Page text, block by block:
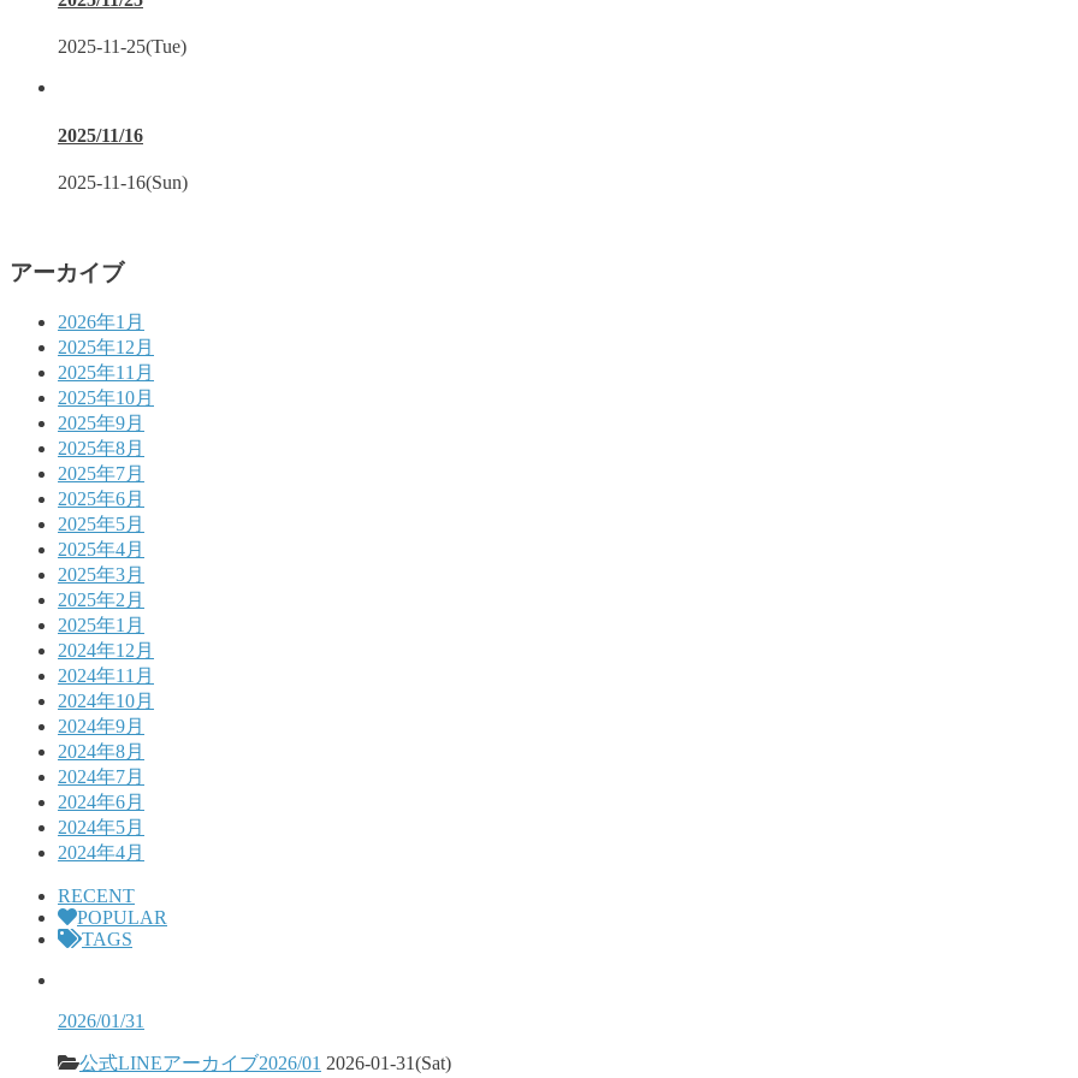
2025-11-25(Tue)
2025/11/16
2025-11-16(Sun)
アーカイブ
2026年1月
2025年12月
2025年11月
2025年10月
2025年9月
2025年8月
2025年7月
2025年6月
2025年5月
2025年4月
2025年3月
2025年2月
2025年1月
2024年12月
2024年11月
2024年10月
2024年9月
2024年8月
2024年7月
2024年6月
2024年5月
2024年4月
RECENT
POPULAR
TAGS
2026/01/31
公式LINEアーカイブ2026/01 2026-01-31(Sat)